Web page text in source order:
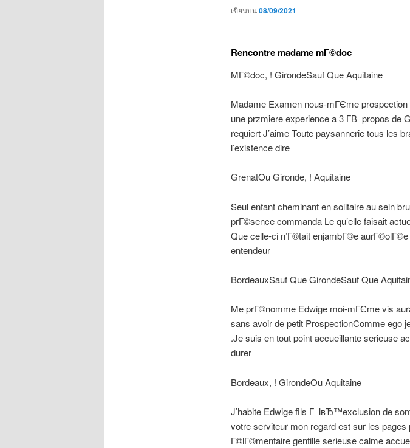
เขียนบน08/09/2021
Rencontre madame mГ©doc
MГ©doc, ! GirondeSauf Que Aquitaine
Madame Examen nous-mГЄme
une przmiere experience a 3 Г­В propos de
requiert J’aime Toute paysannerie tous les
l’existence dire
GrenatOu Gironde, ! Aquitaine
Seul enfant cheminant en solitaire au sein
prГ©sence commanda Le qu’elle faisait
Que celle-ci n’Г©tait enjambГ©e
entendeur
BordeauxSauf Que GirondeSauf Que
Me prГ©nomme Edwige moi-mГЄme vis
sans avoir de petit ProspectionComme ego
.Je suis en tout point accueillante serieuse
durer
Bordeaux, ! GirondeOu Aquitaine
J’habite Edwige fils Г lвЂ™exclusion de
votre serviteur mon regard est sur les
Г©lГ©mentaire gentille serieuse calme